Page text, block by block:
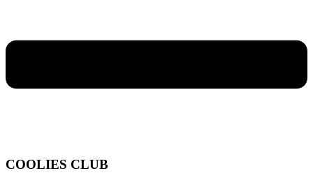
COOLIES CLUB